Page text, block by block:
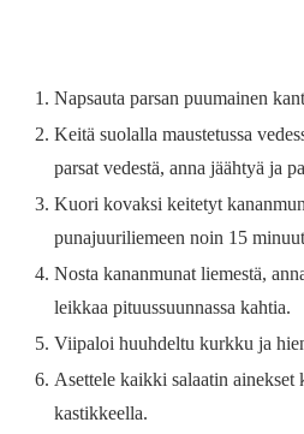
Napsauta parsan puumainen
Keitä suolalla maustetussa
parsat vedestä, anna jäähtyä ja
Kuori kovaksi keitetyt
punajuuriliemeen noin 15
Nosta kananmunat liemestä,
leikkaa pituussuunnassa kahtia.
Viipaloi huuhdeltu kurkku ja
Asettele kaikki salaatin
kastikkeella.